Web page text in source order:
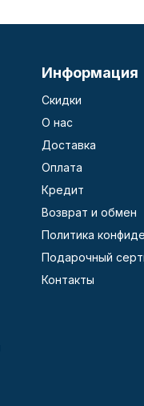
Информация
Скидки
О нас
Доставка
Оплата
Кредит
Возврат и обмен
Политика
Подарочный
Контакты